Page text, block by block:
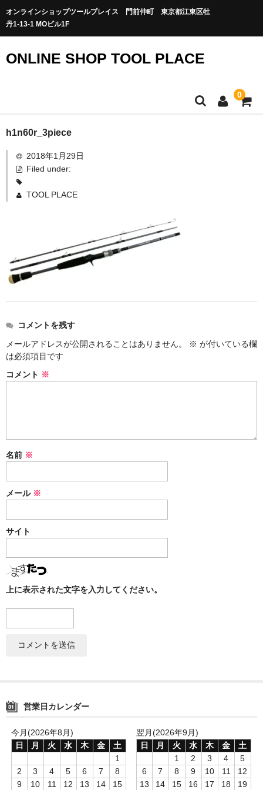
オンラインショップツールプレイス 門前仲町 東京都江東区牡
丹1-13-1 MOビル1F
ONLINE SHOP TOOL PLACE
0
h1n60r_3piece
2018年1月29日
Filed under:
TOOL PLACE
コメントを残す
メールアドレスが公開されることはありません。
※ が付いている欄
は必須項目です
コメント ※
名前 ※
メール ※
サイト
上に表示された文字を入力してください。
営業日カレンダー
今月(2026年8月)
日
月 火 水 木 金
土
1
2
3 4 5 6 7
8
9
10 11 12 13 14 15
翌月(2026年9月)
日
月 火 水 木 金
土
1
2 3 4
5
6
7 8 9 10 11
12
13
14 15 16 17 18 19